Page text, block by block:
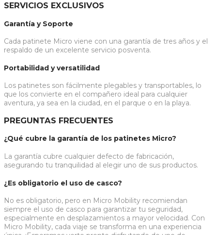
SERVICIOS EXCLUSIVOS
Garantía y Soporte
Cada patinete Micro viene con una garantía de tres años y el
respaldo de un excelente servicio posventa.
Portabilidad y versatilidad
Los patinetes son fácilmente plegables y transportables, lo
que los convierte en el compañero ideal para cualquier
aventura, ya sea en la ciudad, en el parque o en la playa.
PREGUNTAS FRECUENTES
¿Qué cubre la garantía de los patinetes Micro?
La garantía cubre cualquier defecto de fabricación,
asegurando tu tranquilidad al elegir uno de sus productos.
¿Es obligatorio el uso de casco?
No es obligatorio, pero en Micro Mobility recomiendan
siempre el uso de casco para garantizar tu seguridad,
especialmente en desplazamientos a mayor velocidad. Con
Micro Mobility, cada viaje se transforma en una experiencia